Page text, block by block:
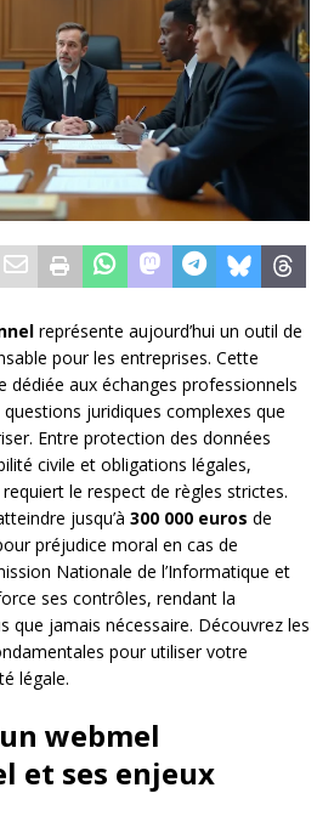
représente aujourd’hui un outil de
pour les entreprises. Cette
dédiée aux échanges professionnels
juridiques complexes que
Entre protection des données
civile et obligations légales,
requiert le respect de règles strictes.
jusqu’à 300 000 euros de
préjudice moral en cas de
Nationale de l’Informatique et
ses contrôles, rendant la
que jamais nécessaire. Découvrez les
pour utiliser votre
légale.
webmel
et ses enjeux